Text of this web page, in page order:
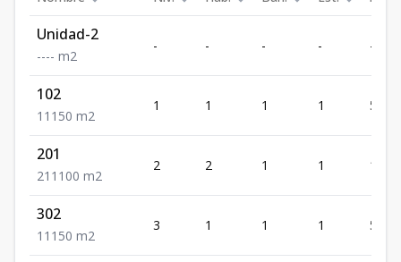
Unidad-2
---- m2
- - - - -
102
1 1 1 50 m2
1 1 1 1 50
201
21 1 100 m2
2 2 1 1 100
302
1 1 1 50 m2
3 1 1 1 50